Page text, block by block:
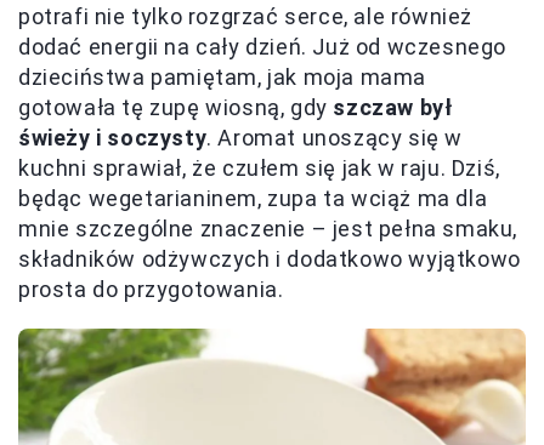
potrafi nie tylko rozgrzać serce, ale również
dodać energii na cały dzień. Już od wczesnego
dzieciństwa pamiętam, jak moja mama
gotowała tę zupę wiosną, gdy szczaw był
świeży i soczysty. Aromat unoszący się w
kuchni sprawiał, że czułem się jak w raju. Dziś,
będąc wegetarianinem, zupa ta wciąż ma dla
mnie szczególne znaczenie – jest pełna smaku,
składników odżywczych i dodatkowo wyjątkowo
prosta do przygotowania.